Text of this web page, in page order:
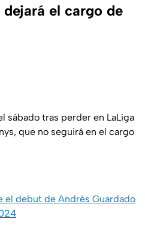
el cargo de
sábado tras perder en LaLiga
que no seguirá en el cargo
el debut de Andrés Guardado